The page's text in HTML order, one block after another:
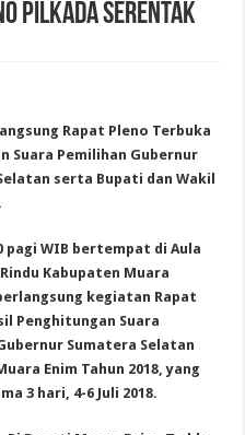
PILKADA SERENTAK
Rapat Pleno Terbuka
Suara Pemilihan Gubernur
serta Bupati dan Wakil
pagi WIB bertempat di Aula
Kabupaten Muara
kegiatan Rapat
Penghitungan Suara
Sumatera Selatan
Enim Tahun 2018, yang
3 hari, 4-6 Juli 2018.